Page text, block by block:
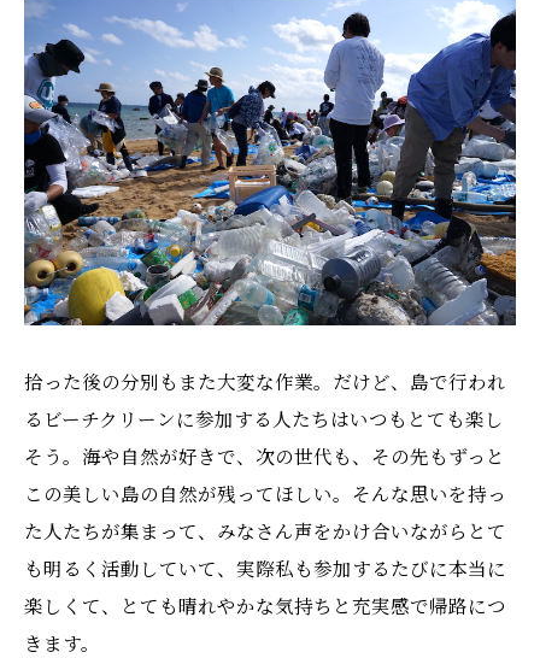
拾った後の分別もまた大変な作業。だけど、島で行われ
るビーチクリーンに参加する人たちはいつもとても楽し
そう。海や自然が好きで、次の世代も、その先もずっと
この美しい島の自然が残ってほしい。そんな思いを持っ
た人たちが集まって、みなさん声をかけ合いながらとて
も明るく活動していて、実際私も参加するたびに本当に
楽しくて、とても晴れやかな気持ちと充実感で帰路につ
きます。